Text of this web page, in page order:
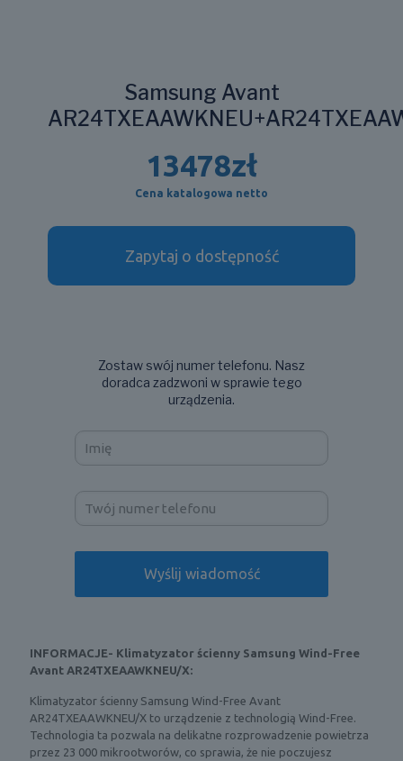
Samsung Avant
13478zł
Cena katalogowa netto
Zapytaj o dostępność
Zostaw swój numer telefonu. Nasz
doradca zadzwoni w sprawie tego
urządzenia.
INFORMACJE- Klimatyzator ścienny Samsung Wind-Free
Avant AR24TXEAAWKNEU/X:
Klimatyzator ścienny Samsung Wind-Free Avant
AR24TXEAAWKNEU/X to urządzenie z technologią Wind-Free.
Technologia ta pozwala na delikatne rozprowadzenie powietrza
przez 23 000 mikrootworów, co sprawia, że nie poczujesz